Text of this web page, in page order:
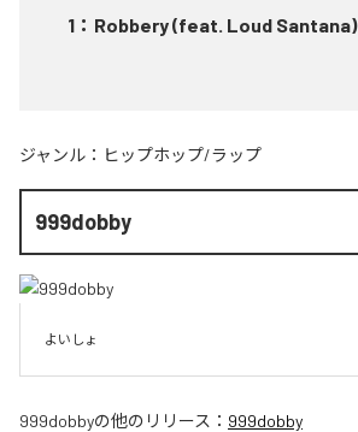
1 ： Robbery (feat. Loud Santana)
ジャンル： ヒップホップ/ラップ
999dobby
よいしょ
999dobbyの他のリリース： 999dobby